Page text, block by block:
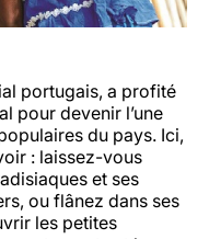
portugais, a profité
pour devenir l’une
du pays. Ici,
: laissez-vous
et ses
ou flânez dans ses
les petites